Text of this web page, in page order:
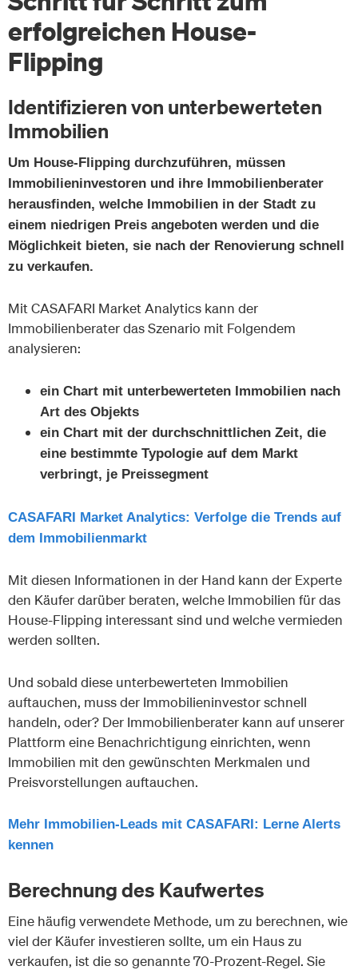
erfolgreichen House-
Flipping
Identifizieren von unterbewerteten
Immobilien
Um House-Flipping durchzuführen, müssen
Immobilieninvestoren und ihre Immobilienberater
herausfinden, welche Immobilien in der Stadt zu
einem niedrigen Preis angeboten werden und die
Möglichkeit bieten, sie nach der Renovierung schnell
zu verkaufen.
Mit CASAFARI Market Analytics kann der
Immobilienberater das Szenario mit Folgendem
analysieren:
ein Chart mit unterbewerteten Immobilien nach
Art des Objekts
ein Chart mit der durchschnittlichen Zeit, die
eine bestimmte Typologie auf dem Markt
verbringt, je Preissegment
CASAFARI Market Analytics: Verfolge die Trends auf
dem Immobilienmarkt
Mit diesen Informationen in der Hand kann der Experte
den Käufer darüber beraten, welche Immobilien für das
House-Flipping interessant sind und welche vermieden
werden sollten.
Und sobald diese unterbewerteten Immobilien
auftauchen, muss der Immobilieninvestor schnell
handeln, oder? Der Immobilienberater kann auf unserer
Plattform eine Benachrichtigung einrichten, wenn
Immobilien mit den gewünschten Merkmalen und
Preisvorstellungen auftauchen.
Mehr Immobilien-Leads mit CASAFARI: Lerne Alerts
kennen
Berechnung des Kaufwertes
Eine häufig verwendete Methode, um zu berechnen, wie
viel der Käufer investieren sollte, um ein Haus zu
verkaufen, ist die so genannte 70-Prozent-Regel. Sie